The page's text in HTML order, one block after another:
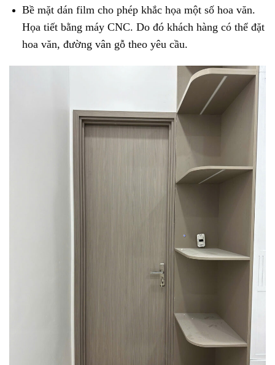
Bề mặt dán film cho phép khắc họa một số hoa văn.
Họa tiết bằng máy CNC. Do đó khách hàng có thể đặt
hoa văn, đường vân gỗ theo yêu cầu.